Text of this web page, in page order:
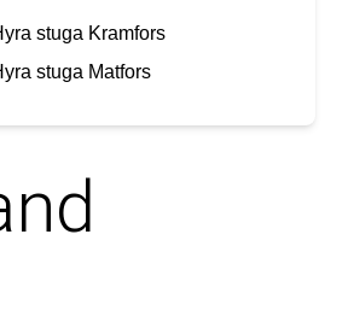
stuga Kramfors
stuga Matfors